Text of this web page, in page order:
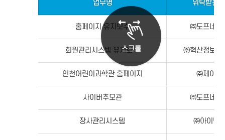
스크롤
업무명 위탁받는
홈페이지 유지보수 ㈜도프네트
회원관리시스템 유지보수 ㈜혁산정보시
인천어린이과학관 홈페이지 ㈜제이넷
사이버추모관 ㈜도프네트
장사관리시스템 ㈜아이넥